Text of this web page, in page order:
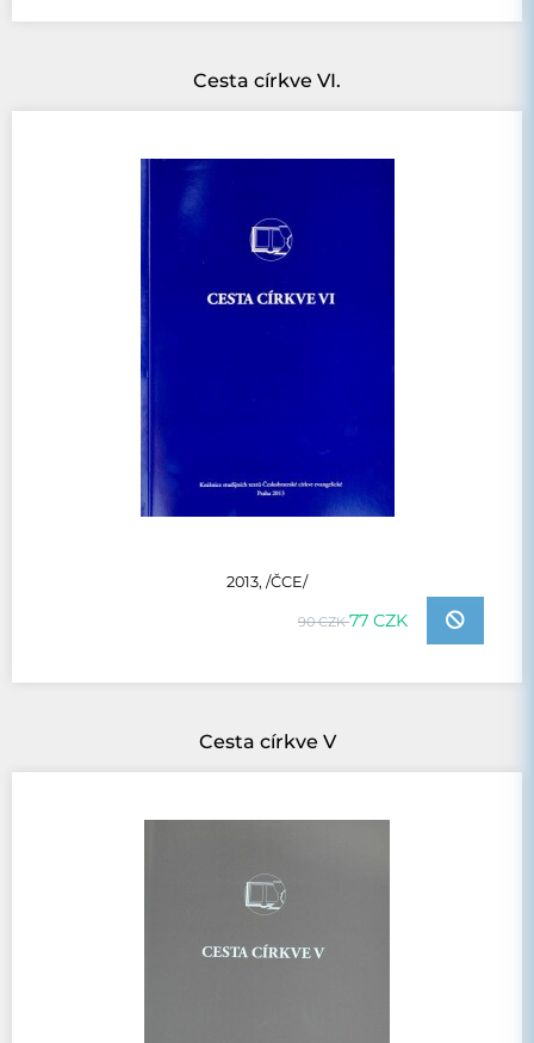
Cesta církve VI.
2013, /ČCE/
90 CZK77 CZK
Cesta církve V